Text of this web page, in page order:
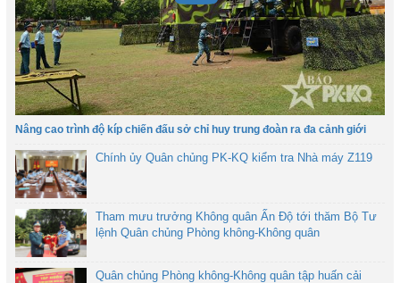
Nâng cao trình độ kíp chiến đấu sở chỉ huy trung đoàn ra đa cảnh giới
Chính ủy Quân chủng PK-KQ kiểm tra Nhà máy Z119
Tham mưu trưởng Không quân Ấn Độ tới thăm Bộ Tư
lệnh Quân chủng Phòng không-Không quân
Quân chủng Phòng không-Không quân tập huấn cải